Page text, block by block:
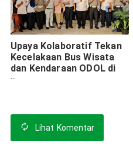
Upaya Kolaboratif Tekan
Kecelakaan Bus Wisata
dan Kendaraan ODOL di
Kota Batu
Lihat Komentar